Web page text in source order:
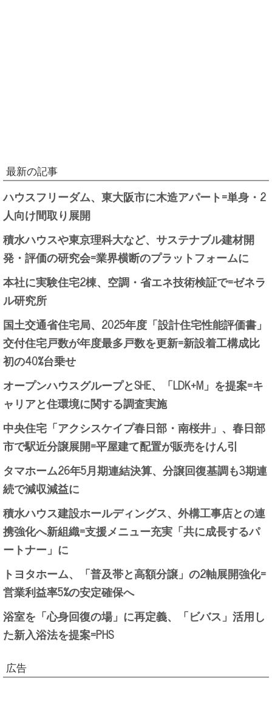
最新の記事
ハウスフリーダム、東大阪市に木造アパート=単身・2
人向け間取り展開
積水ハウスや東京理科大など、サステナブル建材開
発・評価の研究会=業界横断のプラットフォームに
本社に実験住宅2棟、空調・省エネ技術検証で=ゼネラ
ル研究所
国土交通省住宅局、2025年度「設計住宅性能評価書」
交付住宅戸数が年度最多戸数を更新=新設着工構成比
初の40%台乗せ
オープンハウスグループとSHE、「LDK+M」を提案=キ
ャリアと住環境に関する調査実施
中央住宅「アクシスケイプ春日部・南桜井」、春日部
市で駅近分譲展開=平屋建て配置が販売をけん引
タマホーム26年5月期連結決算、分譲回復基調も3期連
続で減収減益に
積水ハウス建設ホールディングス、外構工事店との連
携強化へ新組織=支援メニュー充実「共に成長するパ
ートナー」に
トヨタホーム、「普及帯と高額分譲」の2軸展開強化=
営業利益率5%の安定確保へ
浴室を「心身回復の場」に再定義、「ビバス」活用し
た新入浴法を提案=PHS
広告